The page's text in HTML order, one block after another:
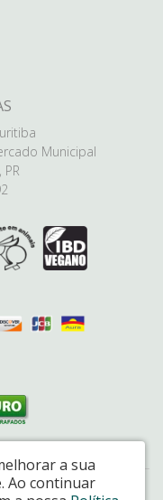
Municipal
17.048.226/0001-65
a sua
Ao continuar